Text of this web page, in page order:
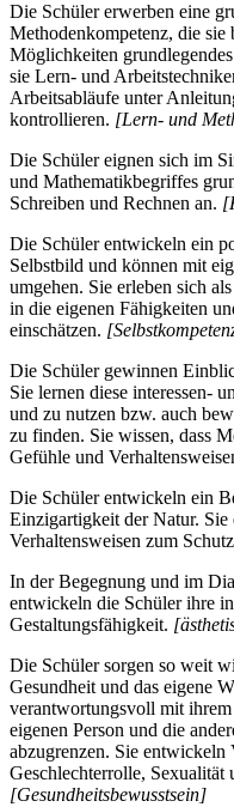
Die Schüler erwerben eine
Methodenkompetenz, die
Möglichkeiten
sie Lern- und
Arbeitsabläufe unter
kontrollieren. [Lern- und
Die Schüler eignen sich im
und Mathematikbegriffes
Schreiben und Rechnen an.
Die Schüler entwickeln ein
Selbstbild und können mit
umgehen. Sie erleben sich
in die eigenen Fähigkeiten
einschätzen.
Die Schüler gewinnen
Sie lernen diese interessen-
und zu nutzen bzw. auch
zu finden. Sie wissen, dass
Gefühle und
Die Schüler entwickeln ein
Einzigartigkeit der Natur. Sie
Verhaltensweisen zum
In der Begegnung und im
entwickeln die Schüler ihre
Gestaltungsfähigkeit.
Die Schüler sorgen so weit
Gesundheit und das eigene
verantwortungsvoll mit
eigenen Person und die
abzugrenzen. Sie entwickeln
Geschlechterrolle, Sexualität
[Gesundheitsbewusstsein]